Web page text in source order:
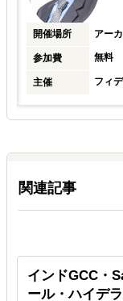
開催場所 アー
参加費 無料
主催 フィ
関連記事
インドGCC・
ール・ハイデ